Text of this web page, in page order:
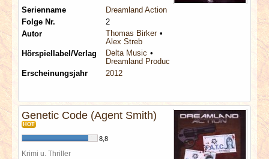
LINKS
Serienname
Dreamland Action
Folge Nr.
2
Autor
Thomas Birker
Alex Streb
Hörspiellabel/Verlag
Delta Music
Dreamland Productions
Erscheinungsjahr
2012
Genetic Code (Agent Smith)
HOT
8,8
Krimi u. Thriller